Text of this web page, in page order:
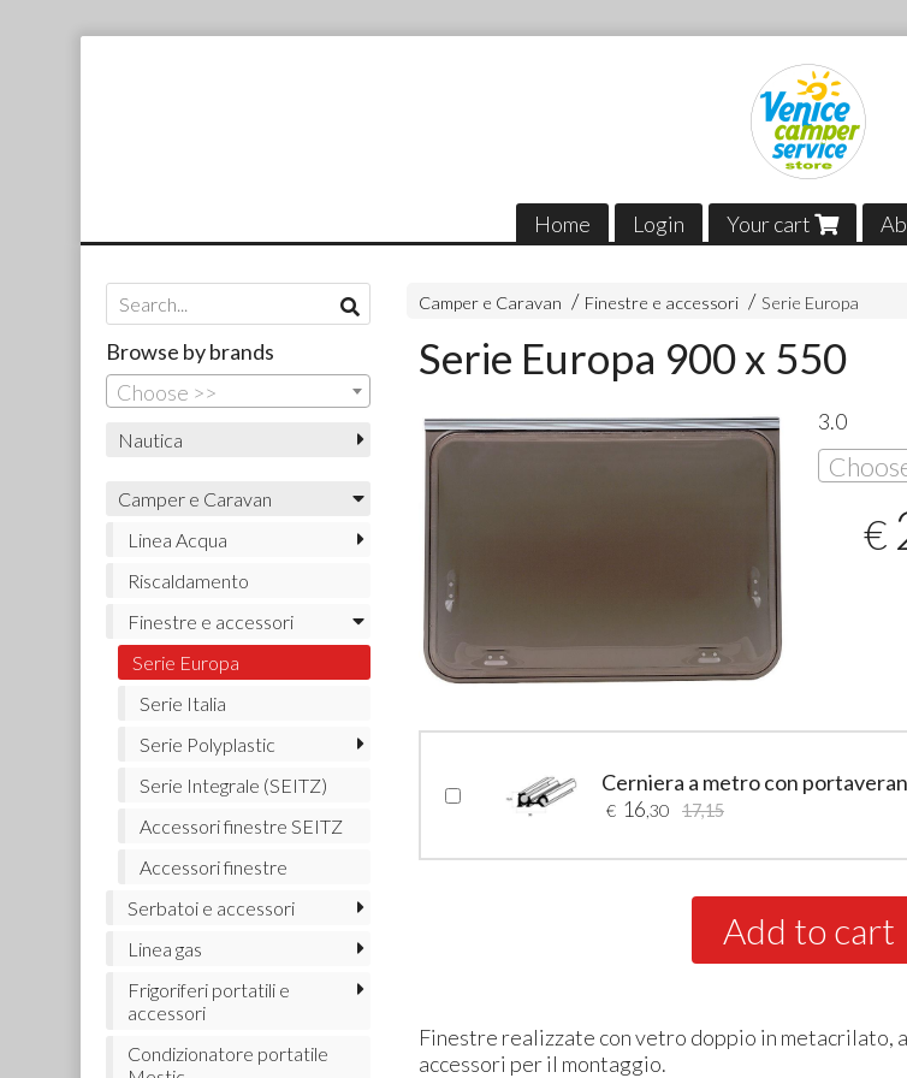
Home Login Your cart
Camper e Caravan Finestre e accessori Serie Europa
Serie Europa 900 x 550
3.0
€
Cerniera a metro con
€ 16 ,30 17,15
Add to cart
Finestre realizzate con vetro doppio in metacrilato,
accessori per il montaggio.
Browse by brands
Choose >>
Nautica
Camper e Caravan
Linea Acqua
Riscaldamento
Finestre e accessori
Serie Europa
Serie Italia
Serie Polyplastic
Serie Integrale (SEITZ)
Accessori finestre SEITZ
Accessori finestre
Serbatoi e accessori
Linea gas
Frigoriferi portatili e
accessori
Condizionatore portatile